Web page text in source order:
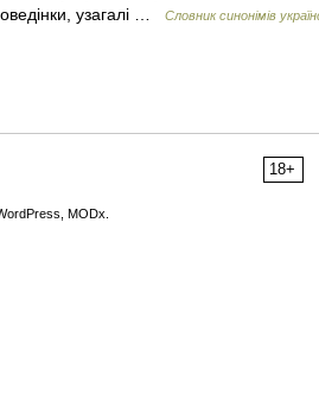
узагалі …
Словник синонімів
18+
MODx.